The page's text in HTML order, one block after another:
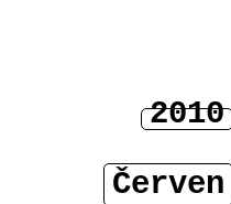
2010
Červen